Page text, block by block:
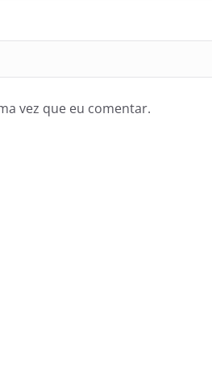
vez que eu comentar.